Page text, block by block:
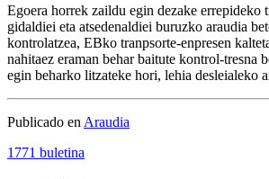
Egoera horrek zaildu egin dezake errepideko
gidaldiei eta atsedenaldiei buruzko araudia
kontrolatzea, EBko tranpsorte-enpresen
nahitaez eraman behar baitute kontrol-tresna
egin beharko litzateke hori, lehia desleialeko
Publicado en Araudia
1771 buletina